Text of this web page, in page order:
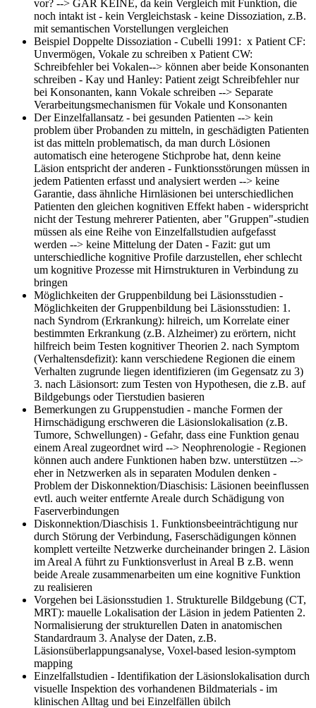
vor? --> GAR KEINE, da kein Vergleich mit Funktion, die
noch intakt ist - kein Vergleichstask - keine Dissoziation, z.B.
mit semantischen Vorstellungen vergleichen
Beispiel Doppelte Dissoziation - Cubelli 1991: x Patient CF:
Unvermögen, Vokale zu schreiben x Patient CW:
Schreibfehler bei Vokalen--> können aber beide Konsonanten
schreiben - Kay und Hanley: Patient zeigt Schreibfehler nur
bei Konsonanten, kann Vokale schreiben --> Separate
Verarbeitungsmechanismen für Vokale und Konsonanten
Der Einzelfallansatz - bei gesunden Patienten --> kein
problem über Probanden zu mitteln, in geschädigten Patienten
ist das mitteln problematisch, da man durch Lösionen
automatisch eine heterogene Stichprobe hat, denn keine
Läsion entspricht der anderen - Funktionsstörungen müssen in
jedem Patienten erfasst und analysiert werden --> keine
Garantie, dass ähnliche Hirnläsionen bei unterschiedlichen
Patienten den gleichen kognitiven Effekt haben - widerspricht
nicht der Testung mehrerer Patienten, aber "Gruppen"-studien
müssen als eine Reihe von Einzelfallstudien aufgefasst
werden --> keine Mittelung der Daten - Fazit: gut um
unterschiedliche kognitive Profile darzustellen, eher schlecht
um kognitive Prozesse mit Hirnstrukturen in Verbindung zu
bringen
Möglichkeiten der Gruppenbildung bei Läsionsstudien -
Möglichkeiten der Gruppenbildung bei Läsionsstudien: 1.
nach Syndrom (Erkrankung): hilreich, um Korrelate einer
bestimmten Erkrankung (z.B. Alzheimer) zu erörtern, nicht
hilfreich beim Testen kognitiver Theorien 2. nach Symptom
(Verhaltensdefizit): kann verschiedene Regionen die einem
Verhalten zugrunde liegen identifizieren (im Gegensatz zu 3)
3. nach Läsionsort: zum Testen von Hypothesen, die z.B. auf
Bildgebungs oder Tierstudien basieren
Bemerkungen zu Gruppenstudien - manche Formen der
Hirnschädigung erschweren die Läsionslokalisation (z.B.
Tumore, Schwellungen) - Gefahr, dass eine Funktion genau
einem Areal zugeordnet wird --> Neophrenologie - Regionen
können auch andere Funktionen haben bzw. unterstützen -->
eher in Netzwerken als in separaten Modulen denken -
Problem der Diskonnektion/Diaschisis: Läsionen beeinflussen
evtl. auch weiter entfernte Areale durch Schädigung von
Faserverbindungen
Diskonnektion/Diaschisis 1. Funktionsbeeinträchtigung nur
durch Störung der Verbindung, Faserschädigungen können
komplett verteilte Netzwerke durcheinander bringen 2. Läsion
im Areal A führt zu Funktionsverlust in Areal B z.B. wenn
beide Areale zusammenarbeiten um eine kognitive Funktion
zu realisieren
Vorgehen bei Läsionsstudien 1. Strukturelle Bildgebung (CT,
MRT): mauelle Lokalisation der Läsion in jedem Patienten 2.
Normalisierung der strukturellen Daten in anatomischen
Standardraum 3. Analyse der Daten, z.B.
Läsionsüberlappungsanalyse, Voxel-based lesion-symptom
mapping
Einzelfallstudien - Identifikation der Läsionslokalisation durch
visuelle Inspektion des vorhandenen Bildmaterials - im
klinischen Alltag und bei Einzelfällen übilch